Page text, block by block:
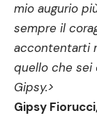
mio augurio
sempre il
accontentarti
quello che sei
Gipsy.>
Gipsy